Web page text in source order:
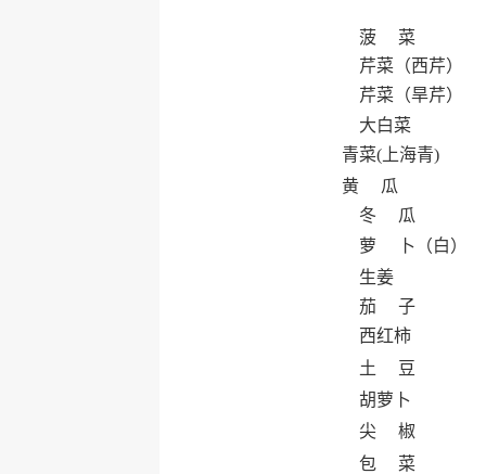
菠 菜
芹菜（西芹）
芹菜（旱芹）
大白菜
青菜(上海青)
黄 瓜
冬 瓜
萝 卜（白）
生姜
茄 子
西红柿
土 豆
胡萝卜
尖 椒
包 菜